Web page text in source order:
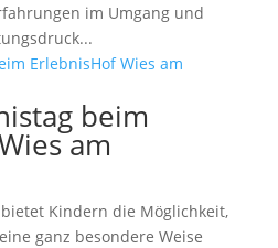
im Umgang und
beim
am
Kindern die Möglichkeit,
ganz besondere Weise